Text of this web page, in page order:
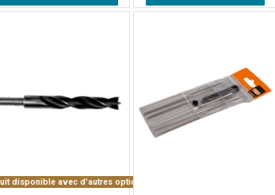
disponible avec d'autres options